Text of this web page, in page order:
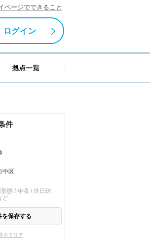
ページでできること
ログイン
アアドバイザー紹介 拠点一覧
件
中区
態 / 年収 / 休日休
ど
を保存する
をクリア